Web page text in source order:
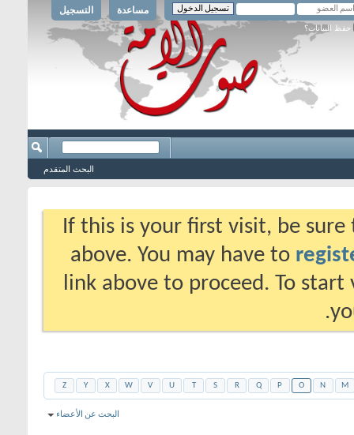
التسجيل مساعدة
حفظ البيانات؟
البحث المتقدم
If this is your first visit, be
above. You may have to
link above to proceed. To
M
N
O
P
Q
R
S
T
U
V
W
X
Y
Z
البحث عن الأعضاء